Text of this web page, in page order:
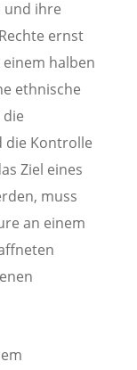
und ihre
ernst
halben
ethnische
die Kontrolle
Ziel eines
muss
an einem